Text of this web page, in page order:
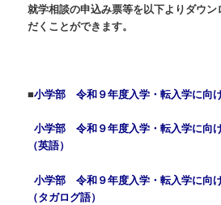
就学相談の申込み票等を以下よりダウ
だくことができます。
■小学部 令和９年度入学・転入学に向
小学部 令和９年度入学・転入学に向
（英語）
小学部 令和９年度入学・転入学に向
（タガログ語）